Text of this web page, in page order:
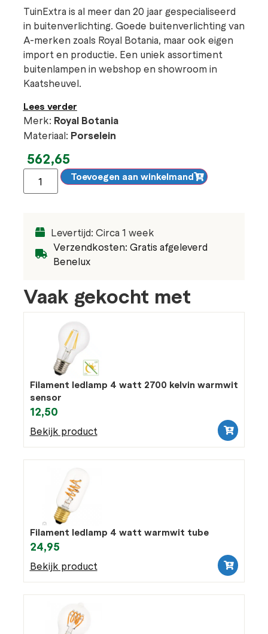
TuinExtra is al meer dan 20 jaar gespecialiseerd
in buitenverlichting. Goede buitenverlichting van
A-merken zoals Royal Botania, maar ook eigen
import en productie. Een uniek assortiment
buitenlampen in webshop en showroom in
Kaatsheuvel.
Lees verder
Merk: Royal Botania
Materiaal: Porselein
562,65
Toevoegen aan winkelmand
Levertijd: Circa 1 week
Verzendkosten: Gratis afgeleverd
Benelux
Vaak gekocht met
Filament ledlamp 4 watt 2700 kelvin warmwit
sensor
12,50
Bekijk product
Filament ledlamp 4 watt warmwit tube
24,95
Bekijk product